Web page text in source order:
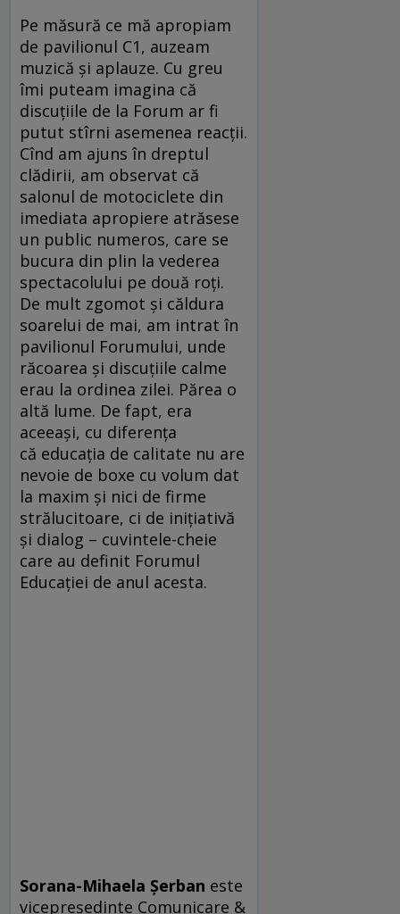
Pe măsură ce mă apropiam
de pavilionul C1, auzeam
muzică şi aplauze. Cu greu
îmi puteam imagina că
discuţiile de la Forum ar fi
putut stîrni asemenea reacţii.
Cînd am ajuns în dreptul
clădirii, am observat că
salonul de motociclete din
imediata apropiere atrăsese
un public numeros, care se
bucura din plin la vederea
spectacolului pe două roţi.
De mult zgomot şi căldura
soarelui de mai, am intrat în
pavilionul Forumului, unde
răcoarea şi discuţiile calme
erau la ordinea zilei. Părea o
altă lume. De fapt, era
aceeaşi, cu diferenţa
că educaţia de calitate nu are
nevoie de boxe cu volum dat
la maxim şi nici de firme
strălucitoare, ci de iniţiativă
şi dialog – cuvintele-cheie
care au definit Forumul
Educaţiei de anul acesta.
Sorana-Mihaela Şerban este
vicepreşedinte Comunicare &